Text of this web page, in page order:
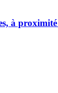
à proximité